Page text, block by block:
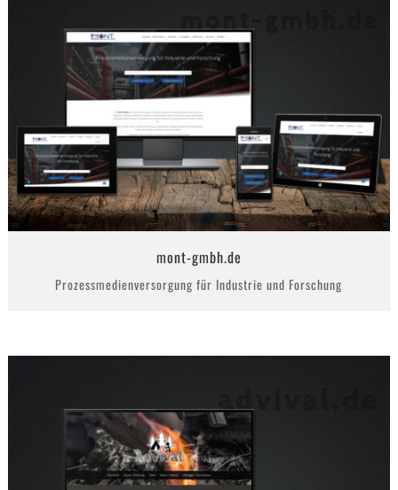
mont-gmbh.de
Prozessmedienversorgung für Industrie und Forschung